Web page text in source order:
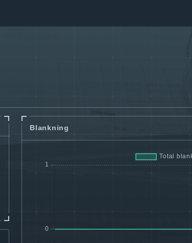
Blankning